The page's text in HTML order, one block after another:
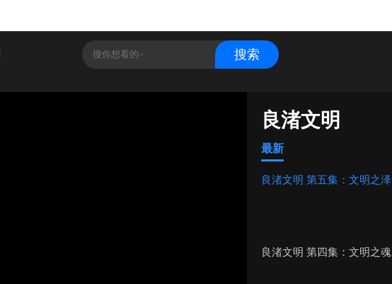
良渚文明
最新
良渚文明 第五集：文明之泽
良渚文明 第四集：文明之魂